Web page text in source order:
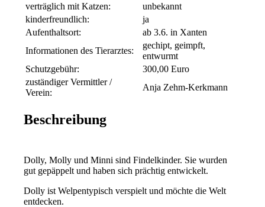
verträglich mit Katzen:
unbekannt
kinderfreundlich:
ja
Aufenthaltsort:
ab 3.6. in Xanten
Informationen des Tierarztes:
gechipt, geimpft,
entwurmt
Schutzgebühr:
300,00 Euro
zuständiger Vermittler /
Verein:
Anja Zehm-Kerkmann
Beschreibung
Dolly, Molly und Minni sind Findelkinder. Sie wurden
gut gepäppelt und haben sich prächtig entwickelt.
Dolly ist Welpentypisch verspielt und möchte die Welt
entdecken.